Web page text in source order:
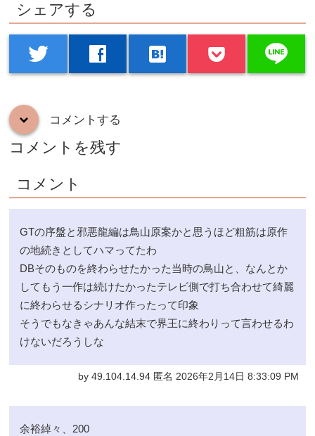
シェアする
twitter facebook hatenabookmark line
down コメントする
コメントを残す
コメント
GTの序盤と邪悪龍編は鳥山原案かと思うほど粗筋は原作
の地続きとしてハマってたわ
DBそのものを終わらせたかった当時の鳥山と、なんとか
してもう一作は続けたかったテレビ側で打ち合わせて綺麗
に終わらせるシナリオ作ったって印象
そうでもなきゃあんな結末で界王に終わりって言わせるわ
けないだろうしな
by 49.104.14.94 匿名 2026年2月14日 8:33:09 PM
余裕綽々、200